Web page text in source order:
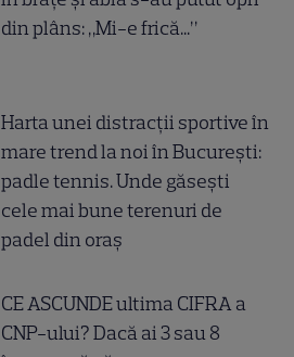
din plâns: „Mi-e frică...”
Harta unei distracții sportive în
mare trend la noi în București:
padle tennis. Unde găsești
cele mai bune terenuri de
padel din oraș
CE ASCUNDE ultima CIFRA a
CNP-ului? Dacă ai 3 sau 8